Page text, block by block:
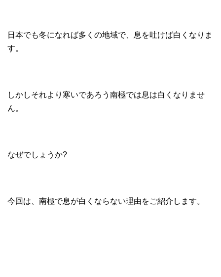
日本でも冬になれば多くの地域で、息を吐けば白くなりま
す。
しかしそれより寒いであろう南極では息は白くなりませ
ん。
なぜでしょうか?
今回は、南極で息が白くならない理由をご紹介します。